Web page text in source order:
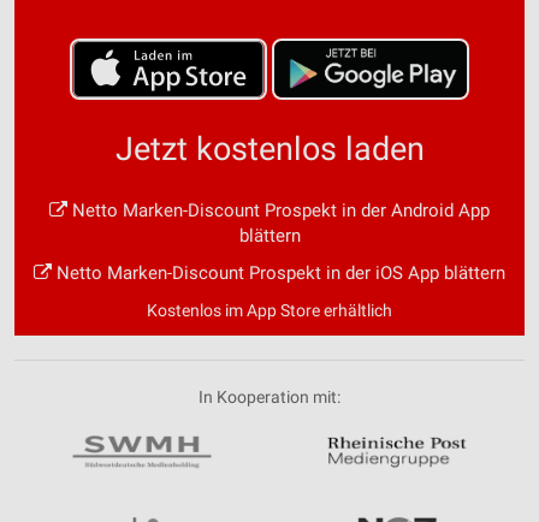
Jetzt kostenlos laden
Netto Marken-Discount Prospekt in der Android App
blättern
Netto Marken-Discount Prospekt in der iOS App blättern
Kostenlos im App Store erhältlich
In Kooperation mit: